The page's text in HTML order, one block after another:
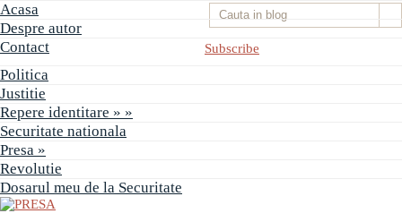
Subscribe
Acasa
Despre autor
Contact
Politica
Justitie
Repere identitare » »
Securitate nationala
Presa »
Revolutie
Dosarul meu de la Securitate
PRESA
Permise
pentru
vânătoarea
de
porci